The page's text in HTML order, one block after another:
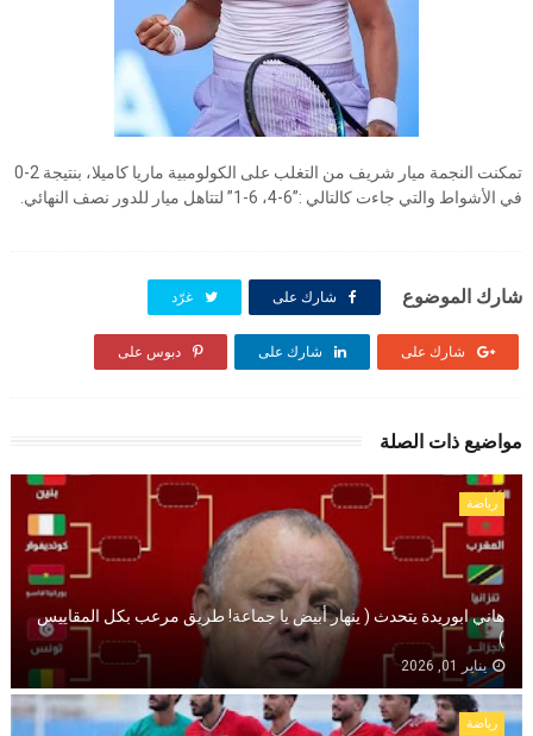
تمكنت النجمة ميار شريف من التغلب على الكولومبية ماريا كاميلا، بنتيجة 2-0
في الأشواط والتي جاءت كالتالي :”6-4، 6-1” لتتاهل ميار للدور نصف النهائي.
شارك الموضوع شارك على غرّد
شارك على شارك على دبوس على
مواضيع ذات الصلة
رياضة
هاني ابوريدة يتحدث ( ينهار أبيض يا جماعة! طريق مرعب بكل المقاييس
)
يناير 01, 2026
رياضة